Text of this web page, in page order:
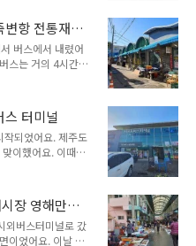
서 여러 지역을 두
감상하고 축산항
마치고 나서 302
드 B코스를 쭉 구
게 감상했어요. 이
임시시장을 구경
고 있었어요. 계
변항 전통재래
버스에서 내렸어
스는 거의 4시간을
11시였어요. 슬슬
려운 지역 관련된
운 지역은 여러 곳
장 가기 힘든 지역
도권 접근성이 매
댓글이었어요.
타고 와보니 그
터미널
되었어요. 제주도
이했어요. 이때는
에서 하룻밤 숙박
자고 밤새 돌아다
에 처음부터 잠을
도두동에 있는
시장에서 도두동
장 영해만세
외버스터미널로 갔
이었어요. 이날 일